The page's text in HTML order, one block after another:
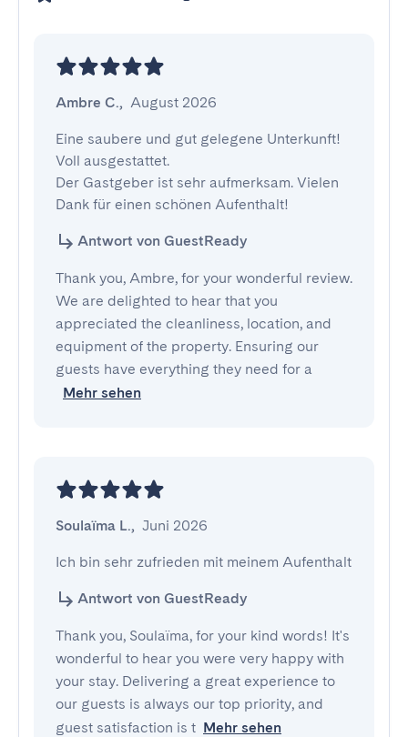
Ambre C., August 2026
Eine saubere und gut gelegene Unterkunft!
Voll ausgestattet.
Der Gastgeber ist sehr aufmerksam. Vielen
Dank für einen schönen Aufenthalt!
Antwort von GuestReady
Thank you, Ambre, for your wonderful review.
We are delighted to hear that you
appreciated the cleanliness, location, and
equipment of the property. Ensuring our
guests have everything they need for a
Mehr sehen
Soulaïma L., Juni 2026
Ich bin sehr zufrieden mit meinem Aufenthalt
Antwort von GuestReady
Thank you, Soulaïma, for your kind words! It's
wonderful to hear you were very happy with
your stay. Delivering a great experience to
our guests is always our top priority, and
guest satisfaction is t Mehr sehen